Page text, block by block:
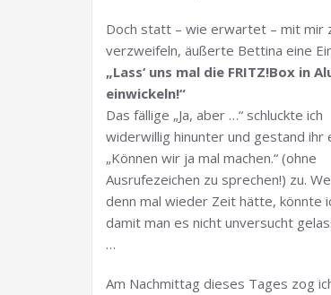
Doch statt – wie erwartet – mit mir
verzweifeln, äußerte Bettina eine
„Lass‘ uns mal die FRITZ!Box in
einwickeln!“
Das fällige „Ja, aber …“ schluckte ich
widerwillig hinunter und gestand ihr
„Können wir ja mal machen.“ (ohne
Ausrufezeichen zu sprechen!) zu.
denn mal wieder Zeit hätte, könnte
damit man es nicht unversucht
…
Am Nachmittag dieses Tages zog